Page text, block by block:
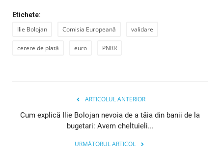
Etichete:
Ilie Bolojan Comisia Europeană validare
cerere de plată euro PNRR
ARTICOLUL ANTERIOR
Cum explică Ilie Bolojan nevoia de a tăia din banii de la
bugetari: Avem cheltuieli...
URMĂTORUL ARTICOL